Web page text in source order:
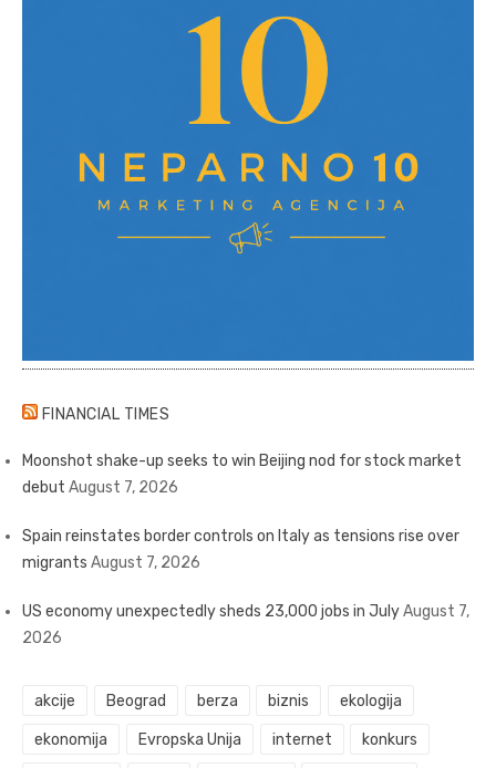
FINANCIAL TIMES
Moonshot shake-up seeks to win Beijing nod for stock market
debut August 7, 2026
Spain reinstates border controls on Italy as tensions rise over
migrants August 7, 2026
US economy unexpectedly sheds 23,000 jobs in JulyAugust 7,
2026
akcije Beograd berza biznis ekologija
ekonomija Evropska Unija internet konkurs